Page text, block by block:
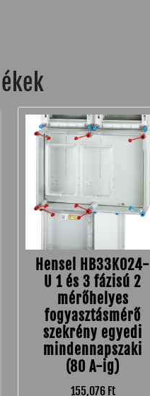
Hensel HB33K024-
U 1 és 3 fázisú 2
mérőhelyes
fogyasztásmérő
szekrény egyedi
mindennapszaki
(80 A-ig)
155,076 Ft